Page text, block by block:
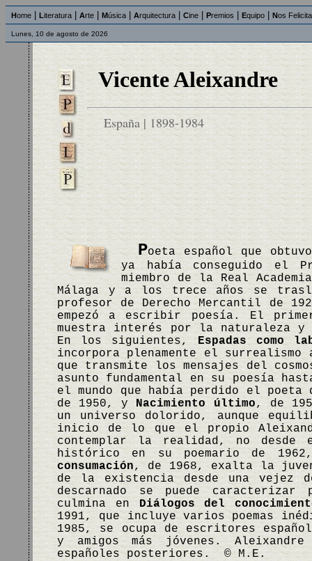
Home Literatura Arte Música Arquitectura Cine Premios Equipo Nos
Lunes, 10 de agosto de 2026
Vicente Aleixandre
España | 1898-1984
Poeta español que
ya había conseguido el
miembro de la Real
Málaga y a los trece años se
profesor de Derecho Mercantil de
empezó a escribir poesía. El
muestra interés por la naturaleza
En los siguientes,Espadas como
incorpora plenamente el
que transmite los mensajes del
asunto fundamental en su poesía
el mundo que había perdido el
de 1950, y Nacimiento último, de
un universo dolorido, aunque
inicio de lo que el propio
contemplar la realidad, no desde
histórico en su poemario de
consumación, de 1968, exalta la
de la existencia desde una vejez
descarnado se puede
culmina en Diálogos del
1991, que incluye varios poemas
1985, se ocupa de escritores
y amigos más jóvenes.
españoles posteriores. © M.E.